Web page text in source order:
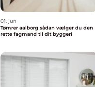
01. jun
Tømrer aalborg sådan vælger du den
rette fagmand til dit byggeri